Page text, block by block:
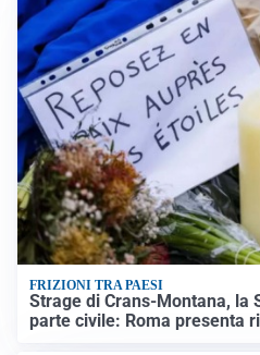
FRIZIONI TRA PAESI
Strage di Crans-Montana, la
parte civile: Roma presenta